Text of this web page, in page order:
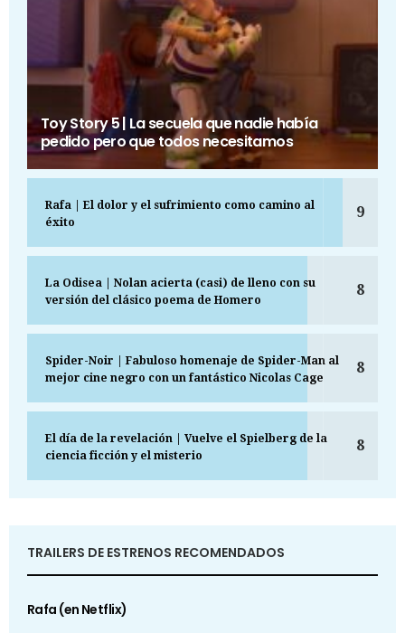
Toy Story 5 | La secuela que nadie había
pedido pero que todos necesitamos
Rafa | El dolor y el sufrimiento como camino al
éxito
9
La Odisea | Nolan acierta (casi) de lleno con su
versión del clásico poema de Homero
8
Spider-Noir | Fabuloso homenaje de Spider-Man al
mejor cine negro con un fantástico Nicolas Cage
8
El día de la revelación | Vuelve el Spielberg de la
ciencia ficción y el misterio
8
TRAILERS DE ESTRENOS RECOMENDADOS
Rafa (en Netflix)